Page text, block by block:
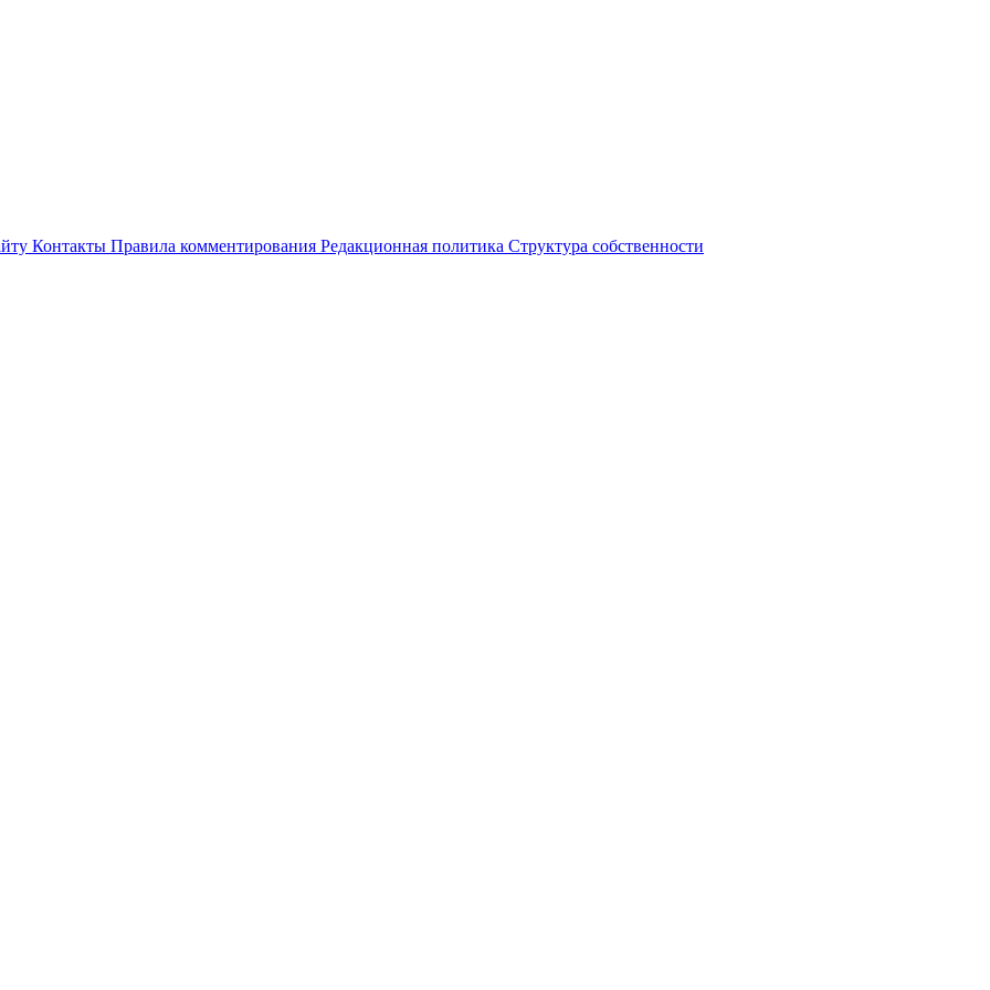
Контакты Правила комментирования Редакционная политика Структура собственности